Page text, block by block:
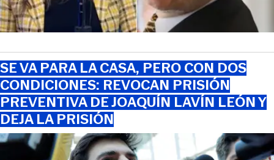
SE VA PARA LA CASA, PERO CON DOS
CONDICIONES: REVOCAN PRISIÓN
PREVENTIVA DE JOAQUÍN LAVÍN LEÓN Y
DEJA LA PRISIÓN